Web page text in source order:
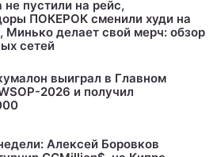
пустили на рейс,
ПОКЕРОК сменили худи на
Минько делает свой мерч: обзор
сетей
выиграл в Главном
2026 и получил
Алексей Боровков